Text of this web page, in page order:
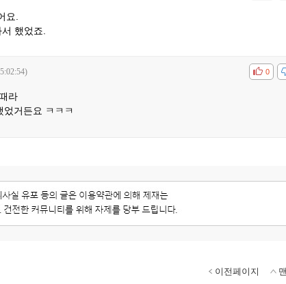
요.
했었죠.
비공감
0
라
거든요 ㅋㅋㅋ
이전페이지